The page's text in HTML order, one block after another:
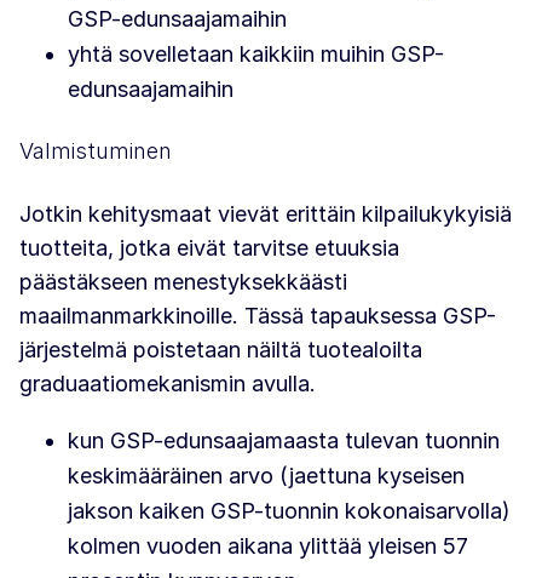
GSP-edunsaajamaihin
yhtä sovelletaan kaikkiin muihin GSP-
edunsaajamaihin
Valmistuminen
Jotkin kehitysmaat vievät erittäin kilpailukykyisiä
tuotteita, jotka eivät tarvitse etuuksia
päästäkseen menestyksekkäästi
maailmanmarkkinoille. Tässä tapauksessa GSP-
järjestelmä poistetaan näiltä tuotealoilta
graduaatiomekanismin avulla.
kun GSP-edunsaajamaasta tulevan tuonnin
keskimääräinen arvo (jaettuna kyseisen
jakson kaiken GSP-tuonnin kokonaisarvolla)
kolmen vuoden aikana ylittää yleisen 57